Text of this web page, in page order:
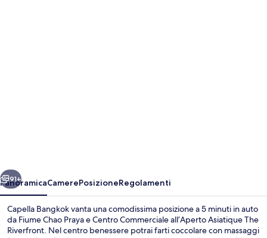
Avanti
91+
PanoramicaCamerePosizioneRegolamenti
Capella Bangkok vanta una comodissima posizione a 5 minuti in auto
da Fiume Chao Praya e Centro Commerciale all’Aperto Asiatique The
Riverfront. Nel centro benessere potrai farti coccolare con massaggi